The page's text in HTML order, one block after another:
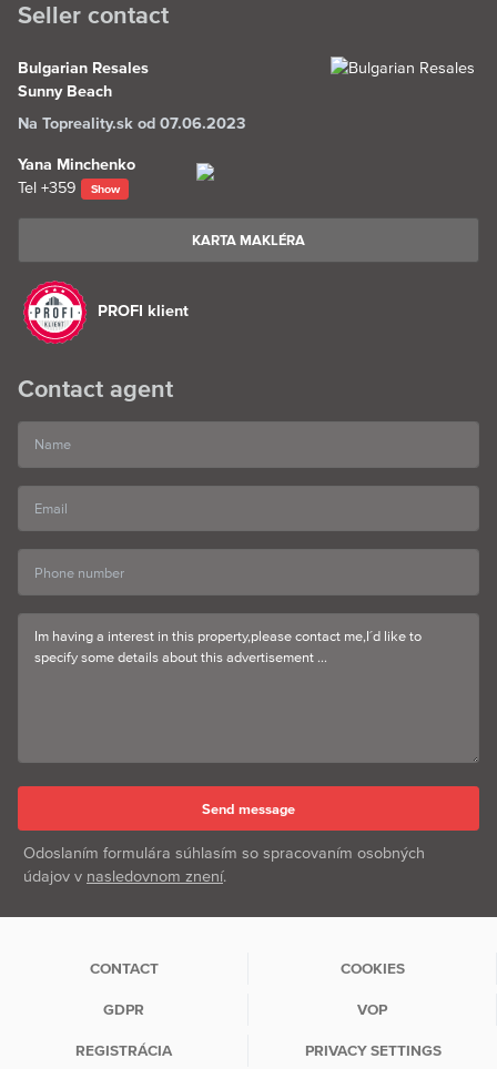
Seller contact
Bulgarian Resales
Sunny Beach
Na Topreality.sk od 07.06.2023
Yana Minchenko
Tel +359 Show
KARTA MAKLÉRA
PROFI klient
Contact agent
Odoslaním formulára súhlasím so spracovaním osobných
údajov v nasledovnom znení.
CONTACT COOKIES
GDPR VOP
REGISTRÁCIA PRIVACY SETTINGS